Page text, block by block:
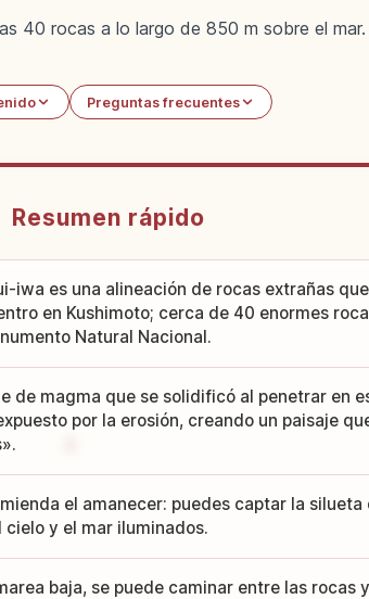
40 rocas a lo largo de 850 m sobre el
Preguntas frecuentes
Resumen rápido
iwa es una alineación de rocas extrañas
en Kushimoto; cerca de 40 enormes
Natural Nacional.
de magma que se solidificó al penetrar en
por la erosión, creando un paisaje
el amanecer: puedes captar la
cielo y el mar iluminados.
baja, se puede caminar entre las rocas